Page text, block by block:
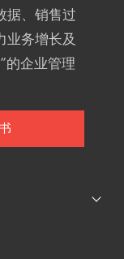
据、销售过
业务增长及
的企业管理